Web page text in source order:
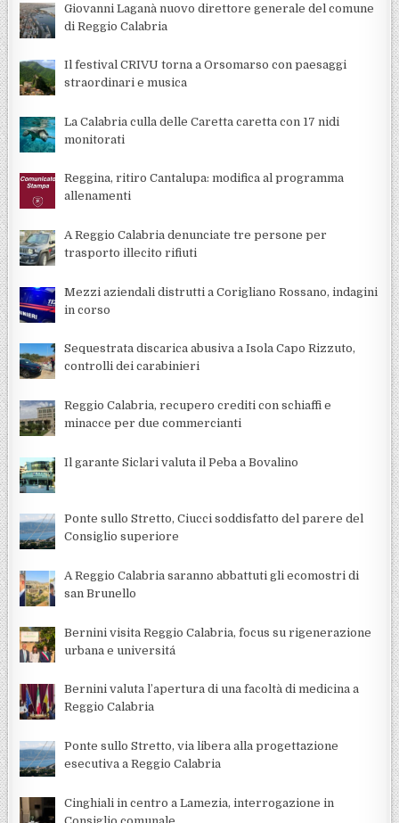
Giovanni Laganà nuovo direttore generale del comune
di Reggio Calabria
Il festival CRIVU torna a Orsomarso con paesaggi
straordinari e musica
La Calabria culla delle Caretta caretta con 17 nidi
monitorati
Reggina, ritiro Cantalupa: modifica al programma
allenamenti
A Reggio Calabria denunciate tre persone per
trasporto illecito rifiuti
Mezzi aziendali distrutti a Corigliano Rossano, indagini
in corso
Sequestrata discarica abusiva a Isola Capo Rizzuto,
controlli dei carabinieri
Reggio Calabria, recupero crediti con schiaffi e
minacce per due commercianti
Il garante Siclari valuta il Peba a Bovalino
Ponte sullo Stretto, Ciucci soddisfatto del parere del
Consiglio superiore
A Reggio Calabria saranno abbattuti gli ecomostri di
san Brunello
Bernini visita Reggio Calabria, focus su rigenerazione
urbana e universitá
Bernini valuta l’apertura di una facoltà di medicina a
Reggio Calabria
Ponte sullo Stretto, via libera alla progettazione
esecutiva a Reggio Calabria
Cinghiali in centro a Lamezia, interrogazione in
Consiglio comunale